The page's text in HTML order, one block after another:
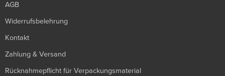
AGB
Widerrufsbelehrung
Kontakt
Zahlung & Versand
Rücknahmepflicht für Verpackungsmaterial